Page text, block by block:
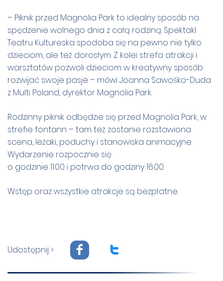
– Piknik przed Magnolia Park to idealny sposób na
spędzenie wolnego dnia z całą rodziną. Spektakl
Teatru Kultureska spodoba się na pewno nie tylko
dzieciom, ale też dorosłym. Z kolei strefa atrakcji i
warsztatów pozwoli dzieciom w kreatywny sposób
rozwijać swoje pasje – mówi Joanna Sawośko-Duda
z Multi Poland, dyrektor Magnolia Park.
Rodzinny piknik odbędzie się przed Magnolia Park, w
strefie fontann – tam też zostanie rozstawiona
scena, leżaki, poduchy i stanowiska animacyjne.
Wydarzenie rozpocznie się
o godzinie 11.00 i potrwa do godziny 16.00.
Wstęp oraz wszystkie atrakcje są bezpłatne.
Udostępnij > F T